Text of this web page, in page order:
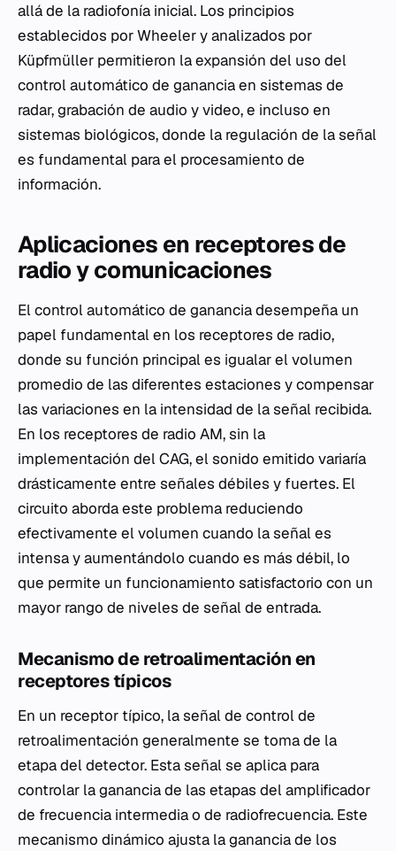
allá de la radiofonía inicial. Los principios
establecidos por Wheeler y analizados por
Küpfmüller permitieron la expansión del uso del
control automático de ganancia en sistemas de
radar, grabación de audio y video, e incluso en
sistemas biológicos, donde la regulación de la señal
es fundamental para el procesamiento de
información.
Aplicaciones en receptores de
radio y comunicaciones
El control automático de ganancia desempeña un
papel fundamental en los receptores de radio,
donde su función principal es igualar el volumen
promedio de las diferentes estaciones y compensar
las variaciones en la intensidad de la señal recibida.
En los receptores de radio AM, sin la
implementación del CAG, el sonido emitido variaría
drásticamente entre señales débiles y fuertes. El
circuito aborda este problema reduciendo
efectivamente el volumen cuando la señal es
intensa y aumentándolo cuando es más débil, lo
que permite un funcionamiento satisfactorio con un
mayor rango de niveles de señal de entrada.
Mecanismo de retroalimentación en
receptores típicos
En un receptor típico, la señal de control de
retroalimentación generalmente se toma de la
etapa del detector. Esta señal se aplica para
controlar la ganancia de las etapas del amplificador
de frecuencia intermedia o de radiofrecuencia. Este
mecanismo dinámico ajusta la ganancia de los